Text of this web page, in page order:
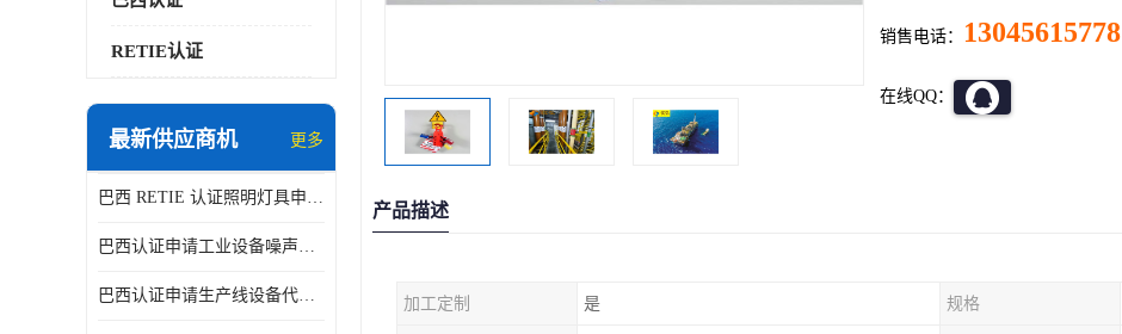
RETIE认证
最新供应商机 更多
巴西 RETIE 认证照明灯具申请 RETIE 认证
巴西认证申请工业设备噪声控制认证规范
巴西认证申请生产线设备代理机构选择
销售电话： 13045615778
在线QQ：
产品描述
加工定制 是 规格